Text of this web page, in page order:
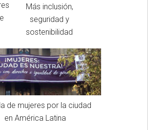
Más inclusión,
seguridad y
sostenibilidad
de mujeres por la ciudad
en América Latina